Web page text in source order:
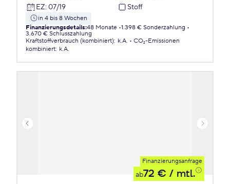
EZ: 07/19 Stoff
in 4 bis 8 Wochen
Finanzierungsdetails:48 Monate 1.398 € Sonderzahlung
3.670 € Schlusszahlung
Kraftstoffverbrauch (kombiniert): k.A.
CO₂-Emissionen
kombiniert: k.A.
Finanzierungsanfrage
ab72 € / mtl.